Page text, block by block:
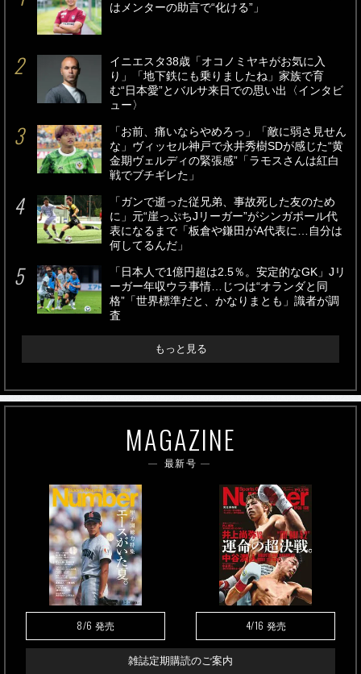
はメンターの助言で“化ける”」
イニエスタ38歳「オコノミヤキがお気に入
り」「地下鉄にも乗りましたね」家族で育
む“日本愛”とバルサ来日での思い出〈インタビ
ュー〉
「お前、痛いならやめろっ」「敵に弱さ見せん
な」ヴィッセル神戸で永井秀樹SDが感じた“黄
金期ヴェルディの緊張感”「ラモスさんは紅白
戦でブチギレた」
「ガンで逝った従兄弟、事故死した友のため
に」元“崖っぷちJリーガー”がシンガポール代
表になるまで「板倉や鎌田がA代表に…自分は
何してるんだ」
「日本人で1億円超は2.5％。安定的なGK」Jリ
ーガー年収ウラ事情…じつは“オランダと同
格”「世界標準だと、かなりまとも」識者が調
査
もっと見る
MAGAZINE
最新号
8/6 発売 4/16 発売
雑誌定期購読のご案内